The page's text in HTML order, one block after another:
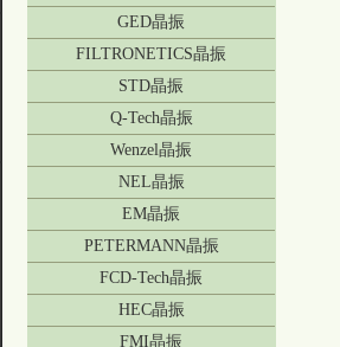
GED晶振
FILTRONETICS晶振
STD晶振
Q-Tech晶振
Wenzel晶振
NEL晶振
EM晶振
PETERMANN晶振
FCD-Tech晶振
HEC晶振
FMI晶振